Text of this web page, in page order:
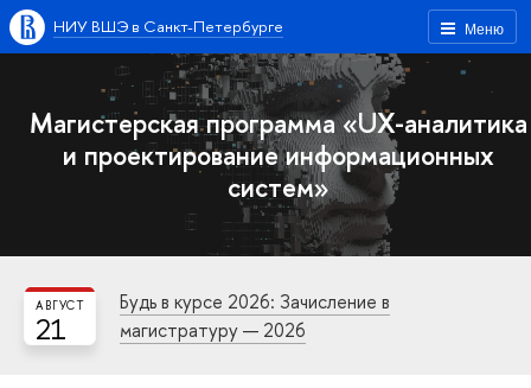
Меню
НИУ ВШЭ в Санкт-Петербурге
Магистерская программа «UX-аналитика
и проектирование информационных
систем»
21
АВГУСТ
Будь в курсе 2026: Зачисление в
магистратуру — 2026